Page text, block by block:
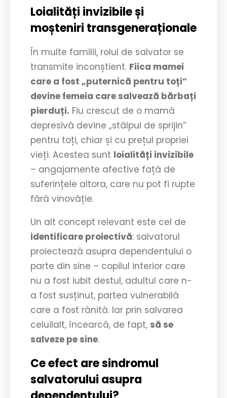
Loialități invizibile și
moșteniri transgeneraționale
În multe familii, rolul de salvator se
transmite inconștient. Fiica mamei
care a fost „puternică pentru toți”
devine femeia care salvează bărbați
pierduți. Fiu crescut de o mamă
depresivă devine „stâlpul de sprijin”
pentru toți, chiar și cu prețul propriei
vieți. Acestea sunt loialități invizibile
– angajamente afective față de
suferințele altora, care nu pot fi rupte
fără vinovăție.
Un alt concept relevant este cel de
identificare proiectivă: salvatorul
proiectează asupra dependentului o
parte din sine – copilul interior care
nu a fost iubit destul, adultul care n-
a fost susținut, partea vulnerabilă
care a fost rănită. Iar prin salvarea
celuilalt, încearcă, de fapt, să se
salveze pe sine.
Ce efect are sindromul
salvatorului asupra